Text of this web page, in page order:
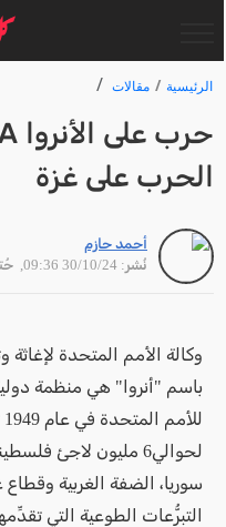
الرئيسية مقالات
الحرب على غزة
أحمد حازم
نُشر: 30/10/24 09:36
,
وكالة الأمم المتحدة
باسم "أنروا" هي منظمة
لحوالي6 مليون لاجئ
سوريا، الضفة الغربية وقطاع
التبرُّعات الطوعية التي